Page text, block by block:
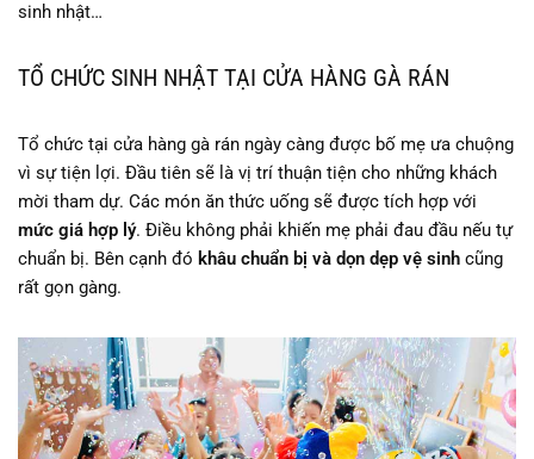
sinh nhật…
TỔ CHỨC SINH NHẬT TẠI CỬA HÀNG GÀ RÁN
Tổ chức tại cửa hàng gà rán ngày càng được bố mẹ ưa chuộng
vì sự tiện lợi. Đầu tiên sẽ là vị trí thuận tiện cho những khách
mời tham dự. Các món ăn thức uống sẽ được tích hợp với
mức giá hợp lý. Điều không phải khiến mẹ phải đau đầu nếu tự
chuẩn bị. Bên cạnh đó khâu chuẩn bị và dọn dẹp vệ sinh cũng
rất gọn gàng.